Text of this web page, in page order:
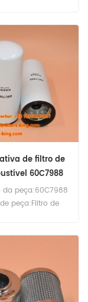
peças
CLG930E.
de filtro de
60C7988
da peça:60C7988
peça:Filtro de
unidades
máquinas de